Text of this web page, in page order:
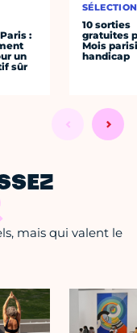
:
un
sûr
SÉLECTION
10 sorties
gratuites
Mois
handicap
mais qui valent le